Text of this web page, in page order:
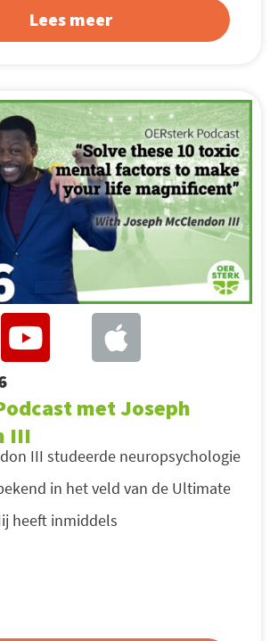
Lees meer
met Joseph
III
III studeerde neuropsychologie
in het veld van de Ultimate
heeft inmiddels